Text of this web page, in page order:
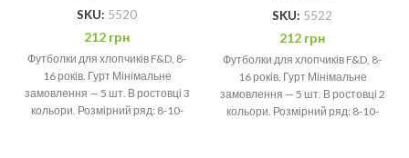
SKU: 5520
212 грн
Футболки для хлопчиків F&D, 8-
16 років. Гурт Мінімальне
замовлення — 5 шт. В ростовці 3
кольори. Розмірний ряд: 8-10-
SKU: 5522
212 грн
Футболки для хлопчиків F&D, 8-
16 років. Гурт Мінімальне
замовлення — 5 шт. В ростовці 2
кольори. Розмірний ряд: 8-10-